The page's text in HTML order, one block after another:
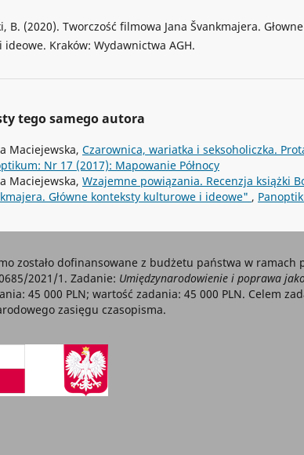
B. (2020). Tworczość filmowa Jana Švankmajera.
Kraków: Wydawnictwa AGH.
tego samego autora
Maciejewska, Czarownica, wariatka i seksoholiczka.
Nr 17 (2017): Mapowanie Północy
Maciejewska, Wzajemne powiązania. Recenzja książki
Główne konteksty kulturowe i ideowe" ,
zostało dofinansowane z budżetu państwa w
2021/1. Zadanie: Umiędzynarodowienie i poprawa
45 000 PLN; wartość zadania: 45 000 PLN. Celem
zasięgu czasopisma.